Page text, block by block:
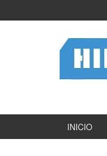
INICIO